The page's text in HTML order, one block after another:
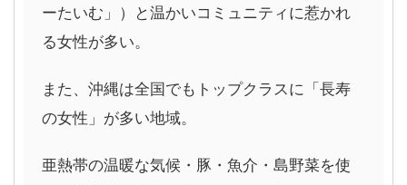
ーたいむ」）と温かいコミュニティに惹かれ
る女性が多い。
また、沖縄は全国でもトップクラスに「長寿
の女性」が多い地域。
亜熱帯の温暖な気候・豚・魚介・島野菜を使